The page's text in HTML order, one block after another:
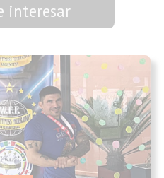
interesar